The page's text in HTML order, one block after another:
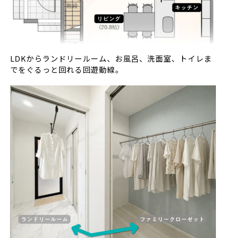
LDKからランドリールーム、お風呂、洗面室、トイレま
でをぐるっと回れる回遊動線。